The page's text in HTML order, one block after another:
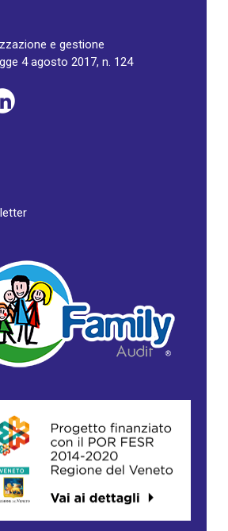
e gestione
4 agosto 2017, n. 124